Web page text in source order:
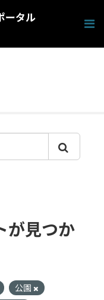
が見つか
公園